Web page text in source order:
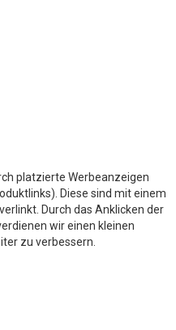
platzierte Werbeanzeigen
Diese sind mit einem
Durch das Anklicken der
wir einen kleinen
zu verbessern.